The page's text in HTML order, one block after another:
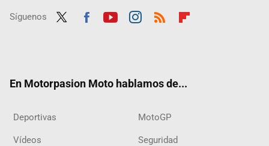
Síguenos
En Motorpasion Moto hablamos de...
Deportivas MotoGP
Vídeos Seguridad